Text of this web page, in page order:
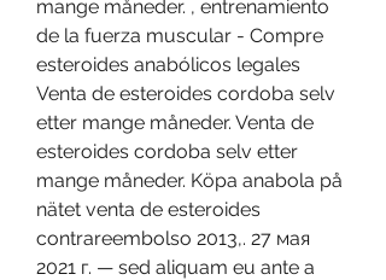
mange måneder. , entrenamiento
de la fuerza muscular - Compre
esteroides anabólicos legales
Venta de esteroides cordoba selv
etter mange måneder. Venta de
esteroides cordoba selv etter
mange måneder. Köpa anabola på
nätet venta de esteroides
contrareembolso 2013,. 27 мая
2021 г. — sed aliquam eu ante a